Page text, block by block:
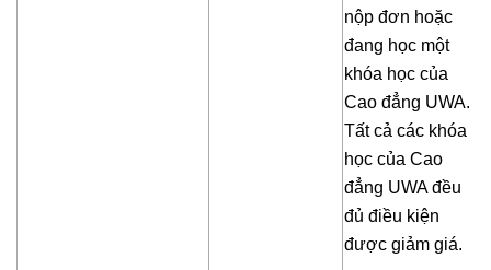
nộp đơn hoặc
đang học một
khóa học của
Cao đẳng UWA.
Tất cả các khóa
học của Cao
đẳng UWA đều
đủ điều kiện
được giảm giá.